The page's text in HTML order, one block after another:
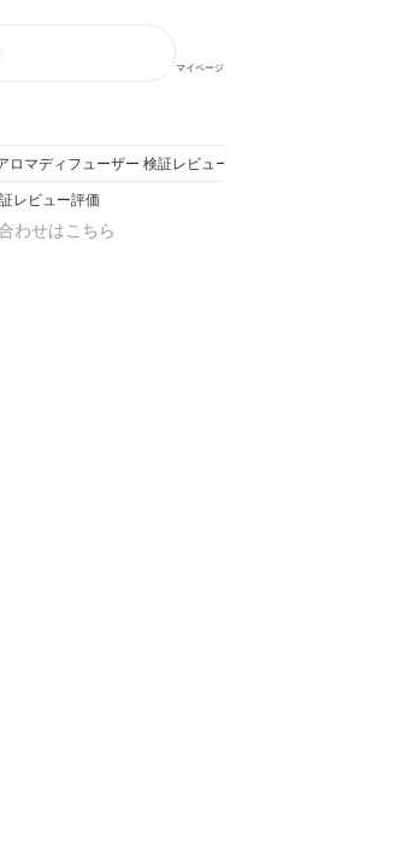
マイページ
マディフューザー 検証レビュー評価
レビュー評価
わせはこちら